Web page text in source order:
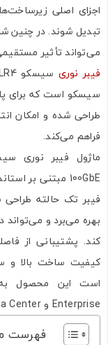
اجزای اصلی
تبدیل شوند. در چنین
می‌تواند تأثیر
فیبر نوری
سیسکو است که برای
فراهم می‌کند.
بهره می‌برد و می‌تواند
کیفیت ساخت بالا و
است این محصول
Enterprise و Data Center تبدیل شود.
فهرست